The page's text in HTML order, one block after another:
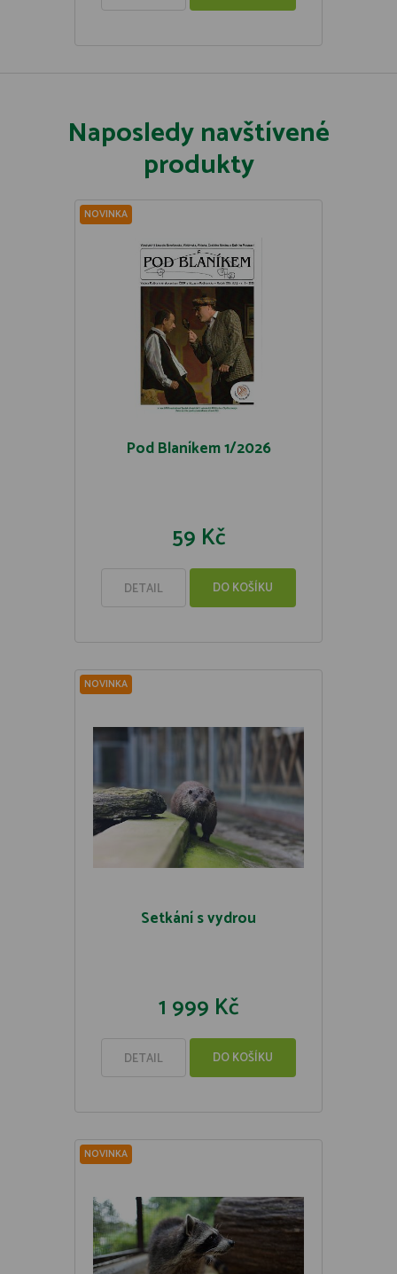
Naposledy navštívené
produkty
NOVINKA
Pod Blaníkem 1/2026
59 Kč
DETAIL DO KOŠÍKU
NOVINKA
Setkání s vydrou
1 999 Kč
DETAIL DO KOŠÍKU
NOVINKA